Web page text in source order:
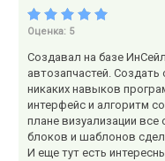
Оценка: 5
Создавал на базе
автозапчастей.
никаких навыков
интерфейс и алгоритм
плане визуализации
блоков и шаблонов
И еще тут есть